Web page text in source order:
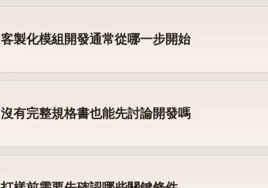
客製化模組開發通常從哪一步開始
沒有完整規格書也能先討論開發嗎